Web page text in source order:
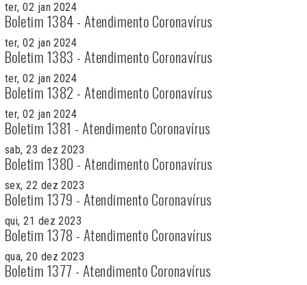
ter, 02 jan 2024
Boletim 1384 - Atendimento Coronavírus
ter, 02 jan 2024
Boletim 1383 - Atendimento Coronavírus
ter, 02 jan 2024
Boletim 1382 - Atendimento Coronavírus
ter, 02 jan 2024
Boletim 1381 - Atendimento Coronavírus
sab, 23 dez 2023
Boletim 1380 - Atendimento Coronavírus
sex, 22 dez 2023
Boletim 1379 - Atendimento Coronavírus
qui, 21 dez 2023
Boletim 1378 - Atendimento Coronavírus
qua, 20 dez 2023
Boletim 1377 - Atendimento Coronavírus